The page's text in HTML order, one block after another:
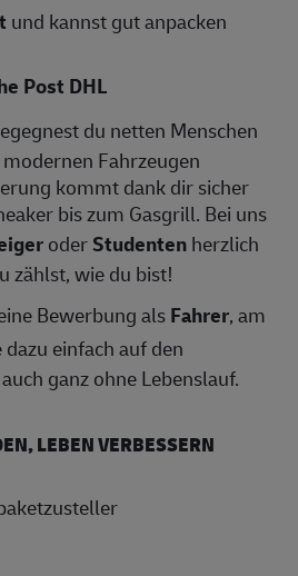
und kannst gut anpacken
Post DHL
du netten Menschen
Fahrzeugen
kommt dank dir sicher
bis zum Gasgrill. Bei uns
oderStudentenherzlich
zählst, wie du bist!
Bewerbung alsFahrer, am
dazu einfach auf den
ganz ohne Lebenslauf.
LEBEN VERBESSERN